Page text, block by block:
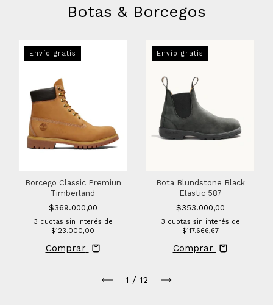
Botas & Borcegos
Envío gratis
Borcego Classic Premiun
Timberland
$369.000,00
3 cuotas sin interés de
$123.000,00
Comprar
Envío gratis
Bota Blundstone Black
Elastic 587
$353.000,00
3 cuotas sin interés de
$117.666,67
Comprar
1 / 12